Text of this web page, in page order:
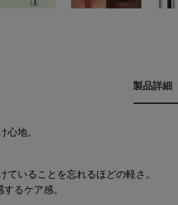
製品詳細
地。​
いることを忘れるほどの軽さ。
るケア感。